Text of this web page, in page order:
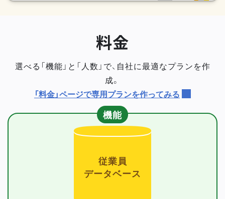
料金
選べる「機能」と「人数」で、自社に最適なプランを作
成。
「料金」ページで専用プランを作ってみる
機能
従業員
データベース